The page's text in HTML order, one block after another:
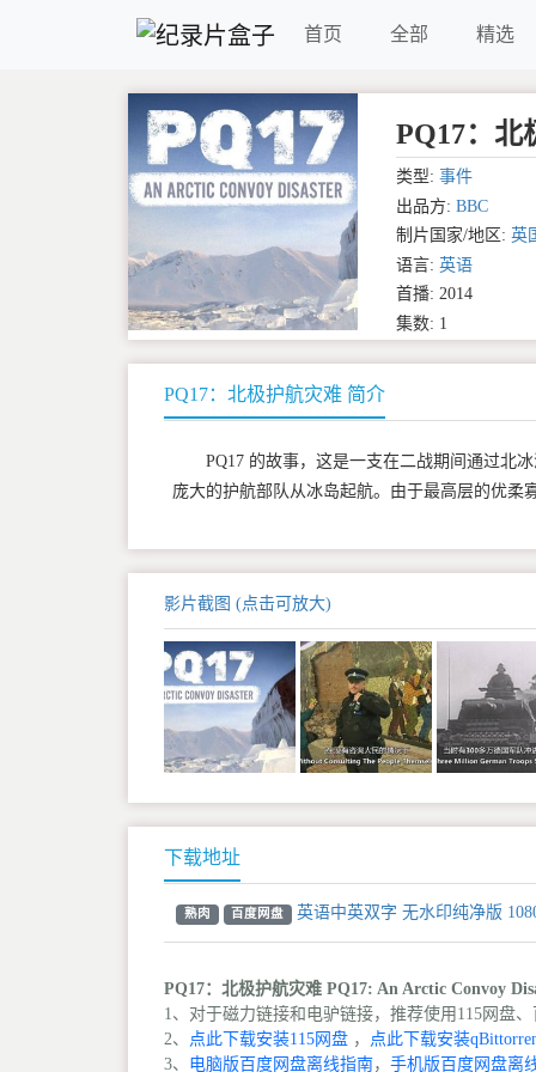
首页 全部 精选
PQ17：北
类型: 事件
出品方: BBC
制片国家/地区: 英
语言: 英语
首播: 2014
集数: 1
PQ17：北极护航灾难 简介
PQ17 的故事，这是一支在二战期间通过北
庞大的护航部队从冰岛起航。由于最高层的优柔
影片截图 (点击可放大)
下载地址
熟肉 百度网盘 英语中英双字 无水印纯净版
PQ17：北极护航灾难 PQ17: An Arctic Convoy
1、对于磁力链接和电驴链接，推荐使用115网盘
2、 点此下载安装115网盘 ， 点此下载安装
3、 电脑版百度网盘离线指南， 手机版百度网盘离